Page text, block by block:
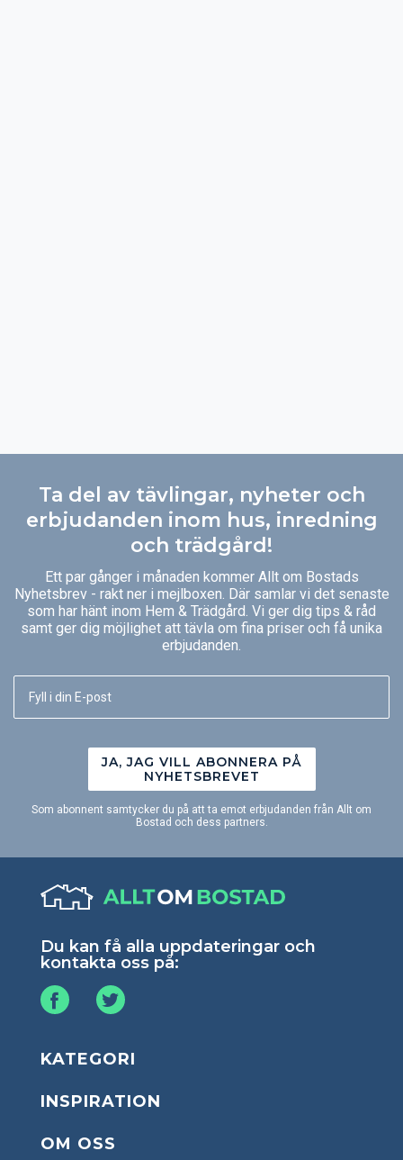
Ta del av tävlingar, nyheter och
erbjudanden inom hus, inredning
och trädgård!
Ett par gånger i månaden kommer Allt om Bostads
Nyhetsbrev - rakt ner i mejlboxen. Där samlar vi det senaste
som har hänt inom Hem & Trädgård. Vi ger dig tips & råd
samt ger dig möjlighet att tävla om fina priser och få unika
erbjudanden.
JA, JAG VILL ABONNERA PÅ
NYHETSBREVET
Som abonnent samtycker du på att ta emot erbjudanden från Allt om
Bostad och dess partners.
Du kan få alla uppdateringar och
kontakta oss på:
KATEGORI
INSPIRATION
OM OSS